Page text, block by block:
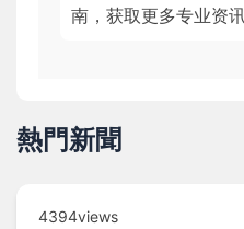
南，获取更多专业资讯
熱門新聞
4394views